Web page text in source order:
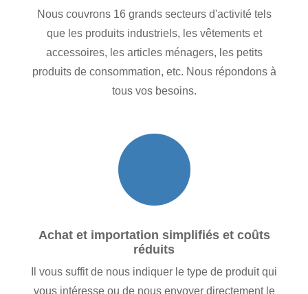
Nous couvrons 16 grands secteurs d'activité tels
que les produits industriels, les vêtements et
accessoires, les articles ménagers, les petits
produits de consommation, etc. Nous répondons à
tous vos besoins.
Achat et importation simplifiés et coûts
réduits
Il vous suffit de nous indiquer le type de produit qui
vous intéresse ou de nous envoyer directement le